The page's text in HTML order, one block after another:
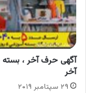
آخر
۲۹ سپتامبر ۲۰۱۹